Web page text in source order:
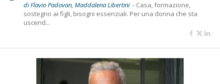
di Flavio Padovan, Maddalena Libertini - Casa, formazione,
sostegno ai figli, bisogni essenziali. Per una donna che sta
uscend...